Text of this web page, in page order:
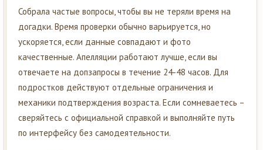
Собрала частые вопросы, чтобы вы не теряли время на
догадки. Время проверки обычно варьируется, но
ускоряется, если данные совпадают и фото
качественные. Апелляции работают лучше, если вы
отвечаете на допзапросы в течение 24-48 часов. Для
подростков действуют отдельные ограничения и
механики подтверждения возраста. Если сомневаетесь –
сверяйтесь с официальной справкой и выполняйте путь
по интерфейсу без самодеятельности.